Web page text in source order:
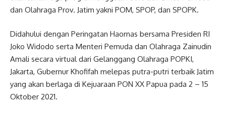
dan Olahraga Prov. Jatim yakni POM, SPOP, dan SPOPK.
Didahului dengan Peringatan Haornas bersama Presiden RI
Joko Widodo serta Menteri Pemuda dan Olahraga Zainudin
Amali secara virtual dari Gelanggang Olahraga POPKI,
Jakarta, Gubernur Khofifah melepas putra-putri terbaik Jatim
yang akan berlaga di Kejuaraan PON XX Papua pada 2 – 15
Oktober 2021.